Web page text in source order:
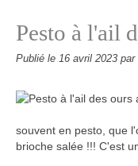
Pesto à l'ail
Publié le 16 avril 2023 par
souvent en pesto, que
brioche salée !!! C'est